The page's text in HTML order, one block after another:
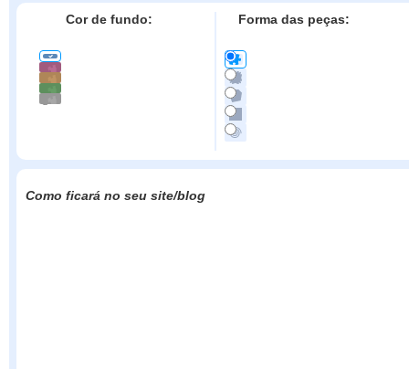
Cor de fundo: Forma das peças:
Como ficará no seu site/blog